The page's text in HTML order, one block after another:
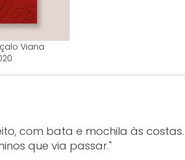
Viana
com bata e mochila às costas.
que via passar."